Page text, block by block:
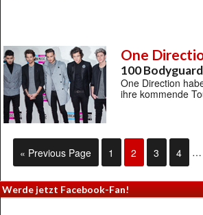
One
100
One Direction
ihre kommende
« Previous Page 1 2 3 4 …
Werde jetzt Facebook-Fan!